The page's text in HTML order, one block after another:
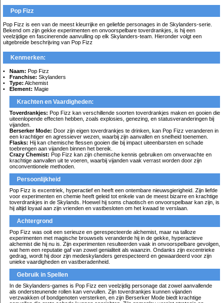
Pop Fizz
Pop Fizz is een van de meest kleurrijke en geliefde personages in de Skylanders-serie.
Bekend om zijn gekke experimenten en onvoorspelbare toverdrankjes, is hij een
veelzijdige en fascinerende aanvulling op elk Skylanders-team. Hieronder volgt een
uitgebreide beschrijving van Pop Fizz
Kenmerken:
Naam: Pop Fizz
Franchise: Skylanders
Type: Alchemist
Element: Magie
Krachten en Vaardigheden:
Toverdrankjes: Pop Fizz kan verschillende soorten toverdrankjes maken en gooien die
uiteenlopende effecten hebben, zoals explosies, genezing, en statusveranderingen bij
vijanden.
Berserker Mode: Door zijn eigen toverdrankjes te drinken, kan Pop Fizz veranderen in
een krachtiger en agressiever wezen, waarbij zijn aanvallen en snelheid toenemen.
Flasks: Hij kan chemische flessen gooien die bij impact uiteenbarsten en schade
toebrengen aan vijanden binnen het bereik.
Crazy Chemist: Pop Fizz kan zijn chemische kennis gebruiken om onverwachte en
krachtige aanvallen uit te voeren, waarbij vijanden vaak verrast worden door zijn
onconventionele methoden.
Persoonlijkheid
Pop Fizz is excentriek, hyperactief en heeft een ontembare nieuwsgierigheid. Zijn liefde
voor experimenten en chemie heeft geleid tot enkele van de meest bizarre en krachtige
toverdrankjes in de Skylands. Hoewel hij soms chaotisch en onvoorspelbaar kan zijn, is
hij altijd loyaal aan zijn vrienden en vastbesloten om het kwaad te verslaan.
Achtergrond
Pop Fizz was ooit een serieuze en gerespecteerde alchemist, maar na talloze
experimenten met magische brouwsels veranderde hij in de gekke, hyperactieve
alchemist die hij nu is. Zijn experimenten resulteerden vaak in onvoorspelbare gevolgen,
wat hem een reputatie gaf van zowel genialiteit als waanzin. Ondanks zijn excentrieke
gedrag, wordt hij door zijn medeskylanders gerespecteerd en gewaardeerd voor zijn
unieke vaardigheden en vastberadenheid.
Gebruik in Spellen
In de Skylanders-games is Pop Fizz een veelzijdig personage dat zowel aanvallende
als ondersteunende rollen kan vervullen. Zijn toverdrankjes kunnen vijanden
verzwakken of bondgenoten versterken, en zijn Berserker Mode biedt krachtige